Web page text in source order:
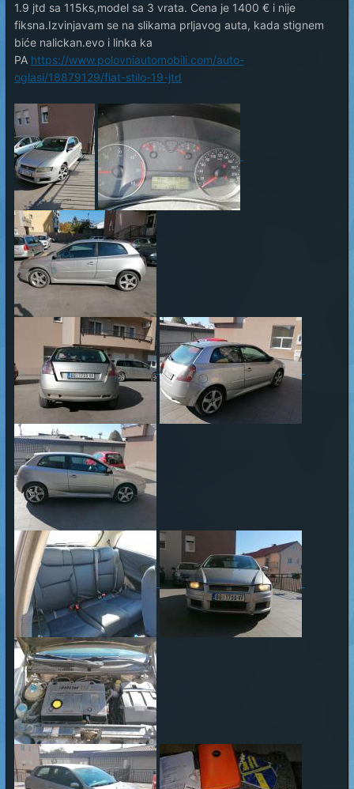
1.9 jtd sa 115ks,model sa 3 vrata. Cena je 1400 € i nije
fiksna.Izvinjavam se na slikama prljavog auta, kada stignem
biće nalickan.evo i linka ka
PA https://www.polovniautomobili.com/auto-
oglasi/18879129/fiat-stilo-19-jtd